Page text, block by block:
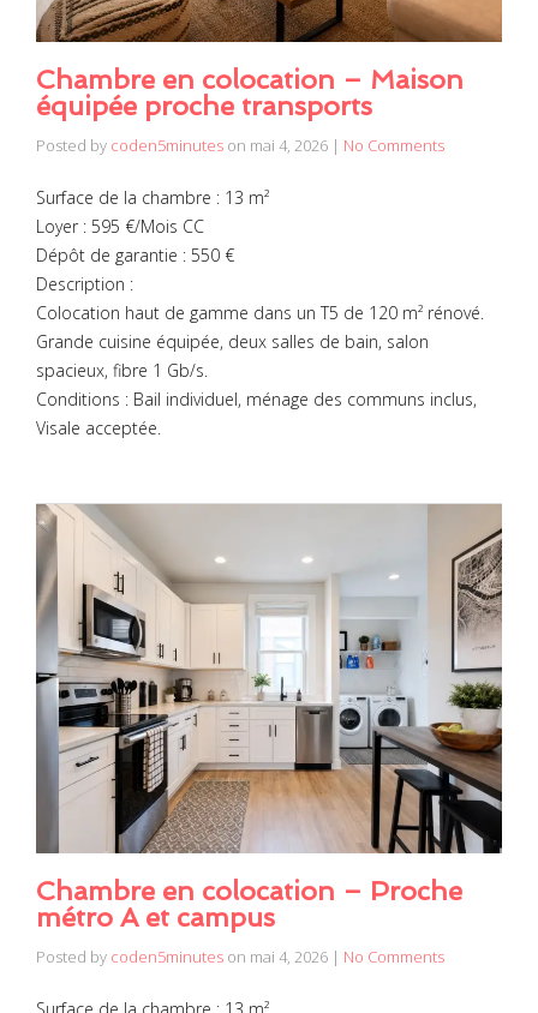
Chambre en colocation – Maison
équipée proche transports
Posted by coden5minutes on mai 4, 2026 | No Comments
Surface de la chambre : 13 m²
Loyer : 595 €/Mois CC
Dépôt de garantie : 550 €
Description :
Colocation haut de gamme dans un T5 de 120 m² rénové.
Grande cuisine équipée, deux salles de bain, salon
spacieux, fibre 1 Gb/s.
Conditions : Bail individuel, ménage des communs inclus,
Visale acceptée.
Chambre en colocation – Proche
métro A et campus
Posted by coden5minutes on mai 4, 2026 | No Comments